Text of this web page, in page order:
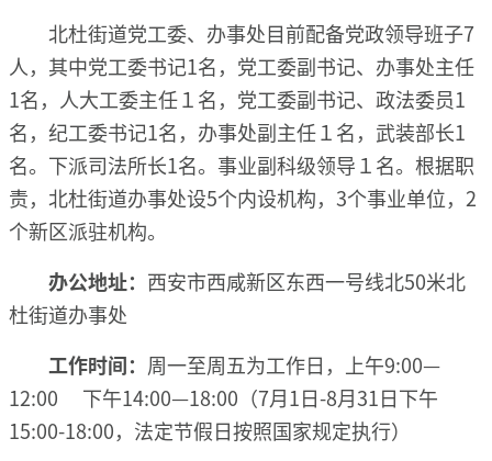
北杜街道党工委、办事处目前配备党政领导班子7
人，其中党工委书记1名，党工委副书记、办事处主任
1名，人大工委主任１名，党工委副书记、政法委员1
名，纪工委书记1名，办事处副主任１名，武装部长1
名。下派司法所长1名。事业副科级领导１名。根据职
责，北杜街道办事处设5个内设机构，3个事业单位，2
个新区派驻机构。
办公地址： 西安市西咸新区东西一号线北50米北
杜街道办事处
工作时间： 周一至周五为工作日，上午9:00—
12:00 下午14:00—18:00（7月1日-8月31日下午
15:00-18:00，法定节假日按照国家规定执行）